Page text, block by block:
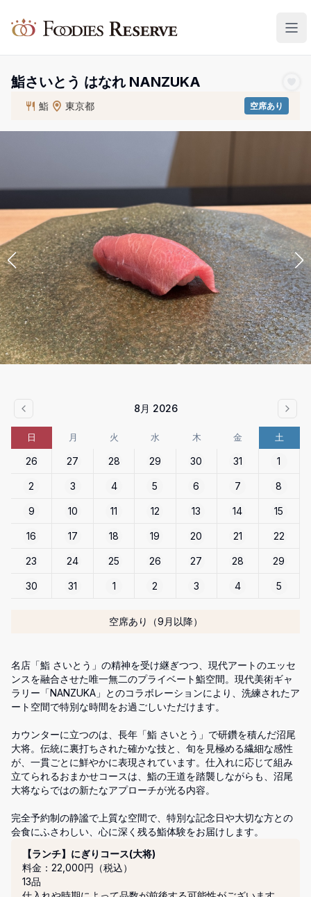
Foodies Reserve
鮨さいとう はなれ NANZUKA
鮨 東京都 空席あり
8月 2026
日 月 火 水 木 金 土
26 27 28 29 30 31 1
2 3 4 5 6 7 8
9 10 11 12 13 14 15
16 17 18 19 20 21 22
23 24 25 26 27 28 29
30 31 1 2 3 4 5
空席あり（9月以降）
名店「鮨 さいとう」の精神を受け継ぎつつ、現代アートのエッセ
ンスを融合させた唯一無二のプライベート鮨空間。現代美術ギャ
ラリー「NANZUKA」とのコラボレーションにより、洗練されたア
ート空間で特別な時間をお過ごしいただけます。
カウンターに立つのは、長年「鮨 さいとう」で研鑽を積んだ沼尾
大将。伝統に裏打ちされた確かな技と、旬を見極める繊細な感性
が、一貫ごとに鮮やかに表現されています。仕入れに応じて組み
立てられるおまかせコースは、鮨の王道を踏襲しながらも、沼尾
大将ならではの新たなアプローチが光る内容。
完全予約制の静謐で上質な空間で、特別な記念日や大切な方との
会食にふさわしい、心に深く残る鮨体験をお届けします。
【ランチ】にぎりコース(大将)
料金：22,000円（税込）
13品